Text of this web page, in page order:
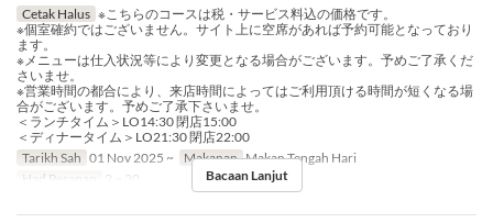
Cetak Halus ※こちらのコースは税・サービス料込の価格です。
※個室確約ではございません。サイト上に空席があれば予約可能となっており
ます。
※メニューは仕入状況等により変更となる場合がございます。予めご了承くだ
さいませ。
※営業時間の都合により、来店時間によってはご利用頂ける時間が短くなる場
合がございます。予めご了承下さいませ。
＜ランチタイム＞LO14:30 閉店15:00
＜ディナータイム＞LO21:30 閉店22:00
Tarikh Sah 01 Nov 2025 ~ Makanan Makan Tengah Hari
Had Pesanan
2 ~ 30 Bacaan Lanjut